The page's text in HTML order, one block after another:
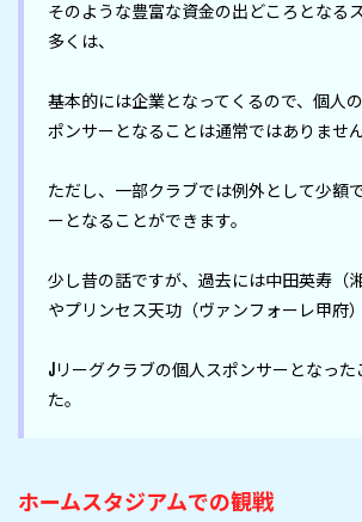
そのような豊富な資金の出どころとなる
多くは、
基本的には企業となってくるので、個人
ポンサーとなることは通常ではありません
ただし、一部クラブでは例外として少額
ーとなることができます。
少し昔の話ですが、過去には中田英寿（
やプリンセス天功（ヴァンフォーレ甲府
Jリーグクラブの個人スポンサーとなった
た。
ホームスタジアムでの観戦